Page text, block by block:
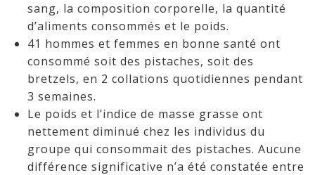
sang, la composition corporelle, la quantité
d’aliments consommés et le poids.
41 hommes et femmes en bonne santé ont
consommé soit des pistaches, soit des
bretzels, en 2 collations quotidiennes pendant
3 semaines.
Le poids et l’indice de masse grasse ont
nettement diminué chez les individus du
groupe qui consommait des pistaches. Aucune
différence significative n’a été constatée entre